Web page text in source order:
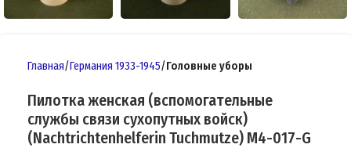
Главная Германия 1933-1945 Головные уборы
Пилотка женская (вспомогательные
службы связи сухопутных войск)
(Nachtrichtenhelferin Tuchmutze) M4-017-G